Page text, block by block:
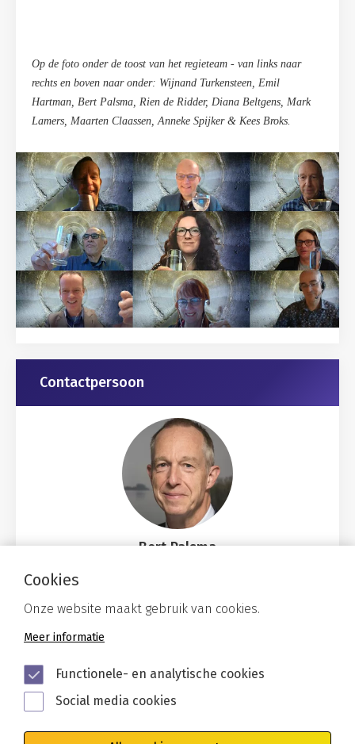
Op de foto onder de toost van het regieteam - van links naar
rechts en boven naar onder: Wijnand Turkensteen, Emil
Hartman, Bert Palsma, Rien de Ridder, Diana Beltgens, Mark
Lamers, Maarten Claassen, Anneke Spijker & Kees Broks.
Contactpersoon
Bert Palsma
Cookies
Onze website maakt gebruik van cookies.
Meer informatie
Functionele- en analytische cookies
Social media cookies